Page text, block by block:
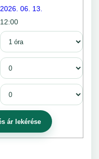
2026. 06. 13.
12:00